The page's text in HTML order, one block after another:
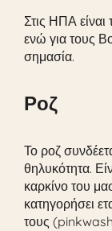
Στις ΗΠΑ
ενώ για τους
σημασία.
Ροζ
Το ροζ
θηλυκότητα.
καρκίνο του
κατηγορήσει
τους